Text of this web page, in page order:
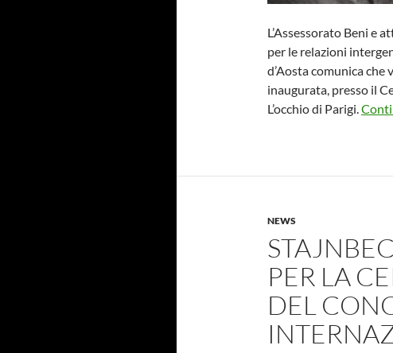
L’Assessorato Beni e
per le relazioni
d’Aosta comunica
inaugurata, presso il
L’occhio di Parigi.
NEWS
PER LA
DEL